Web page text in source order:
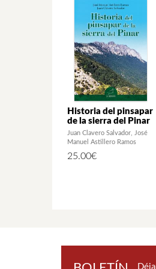
Historia del pinsapar
de la sierra del Pinar
Juan Clavero Salvador
José
Manuel Astillero Ramos
25.00€